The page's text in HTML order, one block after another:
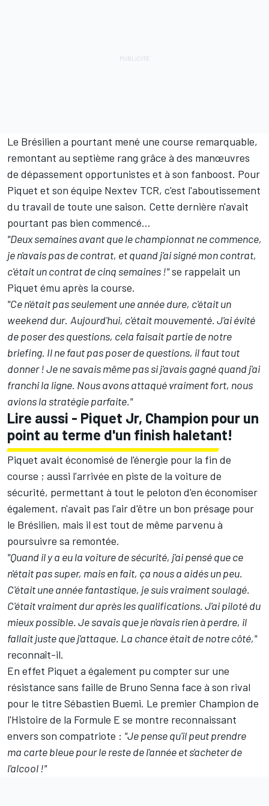
Le Brésilien a pourtant mené une course remarquable,
remontant au septième rang grâce à des manœuvres
de dépassement opportunistes et à son fanboost. Pour
Piquet et son équipe Nextev TCR, c'est l'aboutissement
du travail de toute une saison. Cette dernière n'avait
pourtant pas bien commencé...
"Deux semaines avant que le championnat ne commence,
je n'avais pas de contrat, et quand j'ai signé mon contrat,
c'était un contrat de cinq semaines !"se rappelait un
Piquet ému après la course.
"Ce n'était pas seulement une année dure, c'était un
weekend dur. Aujourd'hui, c'était mouvementé. J'ai évité
de poser des questions, cela faisait partie de notre
briefing. Il ne faut pas poser de questions, il faut tout
donner ! Je ne savais même pas si j'avais gagné quand j'ai
franchi la ligne. Nous avons attaqué vraiment fort, nous
avions la stratégie parfaite."
Lire aussi - Piquet Jr, Champion pour un
point au terme d'un finish haletant!
Piquet avait économisé de l'énergie pour la fin de
course ; aussi l'arrivée en piste de la voiture de
sécurité, permettant à tout le peloton d'en économiser
également, n'avait pas l'air d'être un bon présage pour
le Brésilien, mais il est tout de même parvenu à
poursuivre sa remontée.
"Quand il y a eu la voiture de sécurité, j'ai pensé que ce
n'était pas super, mais en fait, ça nous a aidés un peu.
C'était une année fantastique, je suis vraiment soulagé.
C'était vraiment dur après les qualifications. J'ai piloté du
mieux possible. Je savais que je n'avais rien à perdre, il
fallait juste que j'attaque. La chance était de notre côté,"
reconnaît-il.
En effet Piquet a également pu compter sur une
résistance sans faille de Bruno Senna face à son rival
pour le titre Sébastien Buemi. Le premier Champion de
l'Histoire de la Formule E se montre reconnaissant
envers son compatriote : "Je pense qu'il peut prendre
ma carte bleue pour le reste de l'année et s'acheter de
l'alcool !"